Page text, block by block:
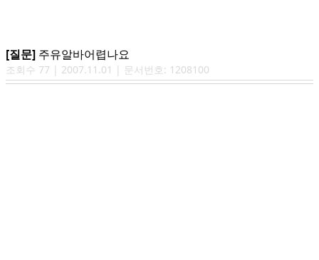
[질문] 주유알바어렵나요
조회수 77 | 2007.11.01 | 문서번호: 1208100